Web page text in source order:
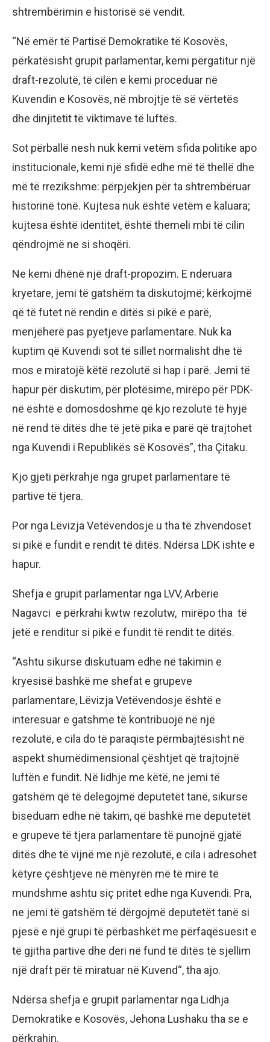
shtrembërimin e historisë së vendit.
“Në emër të Partisë Demokratike të Kosovës,
përkatësisht grupit parlamentar, kemi përgatitur një
draft-rezolutë, të cilën e kemi proceduar në
Kuvendin e Kosovës, në mbrojtje të së vërtetës
dhe dinjitetit të viktimave të luftës.
Sot përballë nesh nuk kemi vetëm sfida politike apo
institucionale, kemi një sfidë edhe më të thellë dhe
më të rrezikshme: përpjekjen për ta shtrembëruar
historinë tonë. Kujtesa nuk është vetëm e kaluara;
kujtesa është identitet, është themeli mbi të cilin
qëndrojmë ne si shoqëri.
Ne kemi dhënë një draft-propozim. E nderuara
kryetare, jemi të gatshëm ta diskutojmë; kërkojmë
që të futet në rendin e ditës si pikë e parë,
menjëherë pas pyetjeve parlamentare. Nuk ka
kuptim që Kuvendi sot të sillet normalisht dhe të
mos e miratojë këtë rezolutë si hap i parë. Jemi të
hapur për diskutim, për plotësime, mirëpo për PDK-
në është e domosdoshme që kjo rezolutë të hyjë
në rend të ditës dhe të jetë pika e parë që trajtohet
nga Kuvendi i Republikës së Kosovës”, tha Çitaku.
Kjo gjeti përkrahje nga grupet parlamentare të
partive të tjera.
Por nga Lëvizja Vetëvendosje u tha të zhvendoset
si pikë e fundit e rendit të ditës. Ndërsa LDK ishte e
hapur.
Shefja e grupit parlamentar nga LVV, Arbërie
Nagavci e përkrahi kwtw rezolutw, mirëpo tha të
jetë e renditur si pikë e fundit të rendit te ditës.
“Ashtu sikurse diskutuam edhe në takimin e
kryesisë bashkë me shefat e grupeve
parlamentare, Lëvizja Vetëvendosje është e
interesuar e gatshme të kontribuojë në një
rezolutë, e cila do të paraqiste përmbajtësisht në
aspekt shumëdimensional çështjet që trajtojnë
luftën e fundit. Në lidhje me këtë, ne jemi të
gatshëm që të delegojmë deputetët tanë, sikurse
biseduam edhe në takim, që bashkë me deputetët
e grupeve të tjera parlamentare të punojnë gjatë
ditës dhe të vijnë me një rezolutë, e cila i adresohet
këtyre çështjeve në mënyrën më të mirë të
mundshme ashtu siç pritet edhe nga Kuvendi. Pra,
ne jemi të gatshëm të dërgojmë deputetët tanë si
pjesë e një grupi të përbashkët me përfaqësuesit e
të gjitha partive dhe deri në fund të ditës të sjellim
një draft për të miratuar në Kuvend“, tha ajo.
Ndërsa shefja e grupit parlamentar nga Lidhja
Demokratike e Kosovës, Jehona Lushaku tha se e
përkrahin.